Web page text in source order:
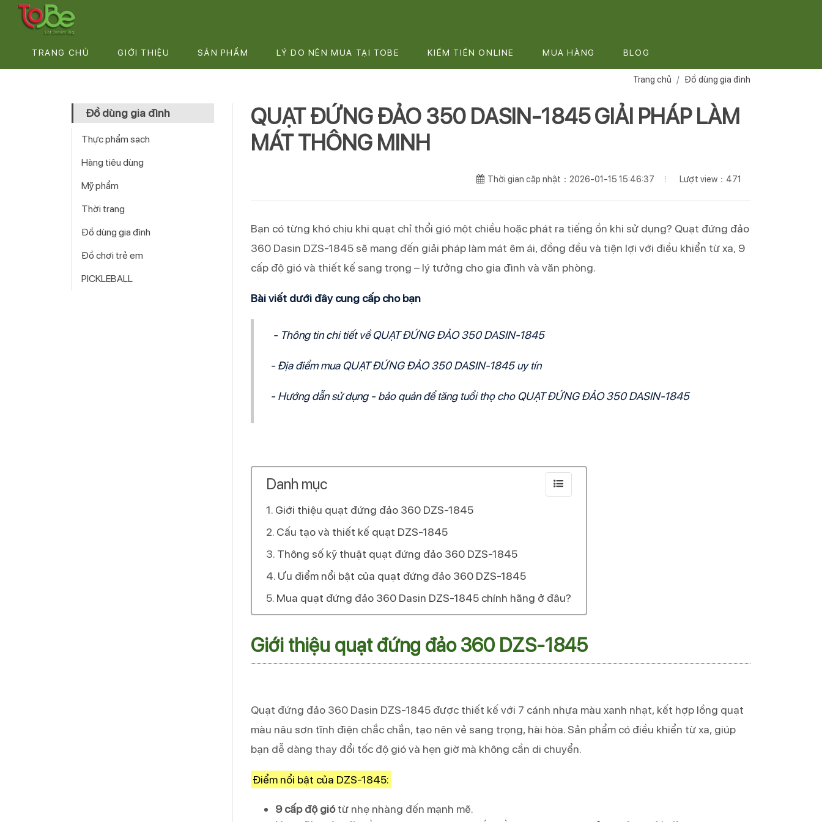
TRANG CHỦ GIỚI THIỆU SẢN PHẨM LÝ DO NÊN MUA TẠI TOBE KIẾM TIỀN ONLINE MUA HÀNG BLOG
Trang chủ Đồ dùng gia đình
Đồ dùng gia đình
Thực phẩm sạch
Hàng tiêu dùng
Mỹ phẩm
Thời trang
Đồ dùng gia đình
Đồ chơi trẻ em
PICKLEBALL
QUẠT ĐỨNG ĐẢO 350 DASIN-1845 GIẢI PHÁP LÀM
MÁT THÔNG MINH
Thời gian cập nhật：2026-01-15 15:46:37 Lượt view：471
Bạn có từng khó chịu khi quạt chỉ thổi gió một chiều hoặc phát ra tiếng ồn khi sử dụng? Quạt đứng đảo
360 Dasin DZS-1845 sẽ mang đến giải pháp làm mát êm ái, đồng đều và tiện lợi với điều khiển từ xa, 9
cấp độ gió và thiết kế sang trọng – lý tưởng cho gia đình và văn phòng.
Bài viết dưới đây cung cấp cho bạn
- Thông tin chi tiết về QUẠT ĐỨNG ĐẢO 350 DASIN-1845
- Địa điểm mua QUẠT ĐỨNG ĐẢO 350 DASIN-1845 uy tín
- Hướng dẫn sử dụng - bảo quản để tăng tuổi thọ cho QUẠT ĐỨNG ĐẢO 350 DASIN-1845
Danh mục
Giới thiệu quạt đứng đảo 360 DZS-1845
Cấu tạo và thiết kế quạt DZS-1845
Thông số kỹ thuật quạt đứng đảo 360 DZS-1845
Ưu điểm nổi bật của quạt đứng đảo 360 DZS-1845
Mua quạt đứng đảo 360 Dasin DZS-1845 chính hãng ở đâu?
Giới thiệu quạt đứng đảo 360 DZS-1845
Quạt đứng đảo 360 Dasin DZS-1845 được thiết kế với 7 cánh nhựa màu xanh nhạt, kết hợp lồng quạt
màu nâu sơn tĩnh điện chắc chắn, tạo nên vẻ sang trọng, hài hòa. Sản phẩm có điều khiển từ xa, giúp
bạn dễ dàng thay đổi tốc độ gió và hẹn giờ mà không cần di chuyển.
Điểm nổi bật của DZS-1845:
9 cấp độ giótừ nhẹ nhàng đến mạnh mẽ.